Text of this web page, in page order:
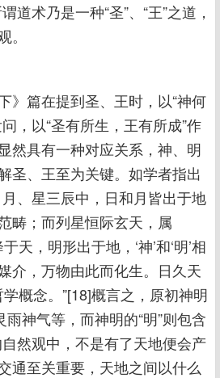
道术乃是一种“圣”、“王”之道，
》篇在提到圣、王时，以“神何
，以“圣有所生，王有所成”作
然具有一种对应关系，神、明
圣、王至为关键。如学者指出
、星三辰中，日和月皆出于地
畴；而列星恒际玄天，属
天，明形出于地，‘神’和‘明’相
介，万物由此而化生。日久天
学概念。”[18]概言之，原初神明
雨神气等，而神明的“明”则包含
然观中，不是有了天地便会产
通至关重要，天地之间以什么